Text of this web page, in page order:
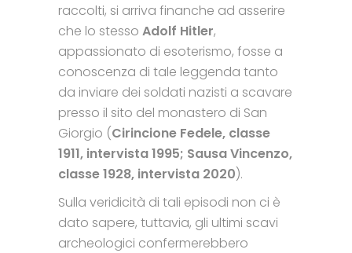
raccolti, si arriva finanche ad asserire
che lo stesso Adolf Hitler,
appassionato di esoterismo, fosse a
conoscenza di tale leggenda tanto
da inviare dei soldati nazisti a scavare
presso il sito del monastero di San
Giorgio (Cirincione Fedele, classe
1911, intervista 1995; Sausa Vincenzo,
classe 1928, intervista 2020).
Sulla veridicità di tali episodi non ci è
dato sapere, tuttavia, gli ultimi scavi
archeologici confermerebbero